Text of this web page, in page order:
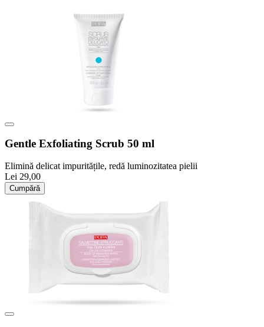
Gentle Exfoliating Scrub 50 ml
Elimină delicat impuritățile, redă luminozitatea pielii
Lei 29,00
Cumpără